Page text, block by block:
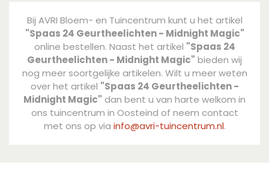
Bij AVRI Bloem- en Tuincentrum kunt u het artikel
"Spaas 24 Geurtheelichten - Midnight Magic"
online bestellen. Naast het artikel "Spaas 24
Geurtheelichten - Midnight Magic" bieden wij
nog meer soortgelijke artikelen. Wilt u meer weten
over het artikel "Spaas 24 Geurtheelichten -
Midnight Magic" dan bent u van harte welkom in
ons tuincentrum in Oosteind of neem contact
met ons op via info@avri-tuincentrum.nl.